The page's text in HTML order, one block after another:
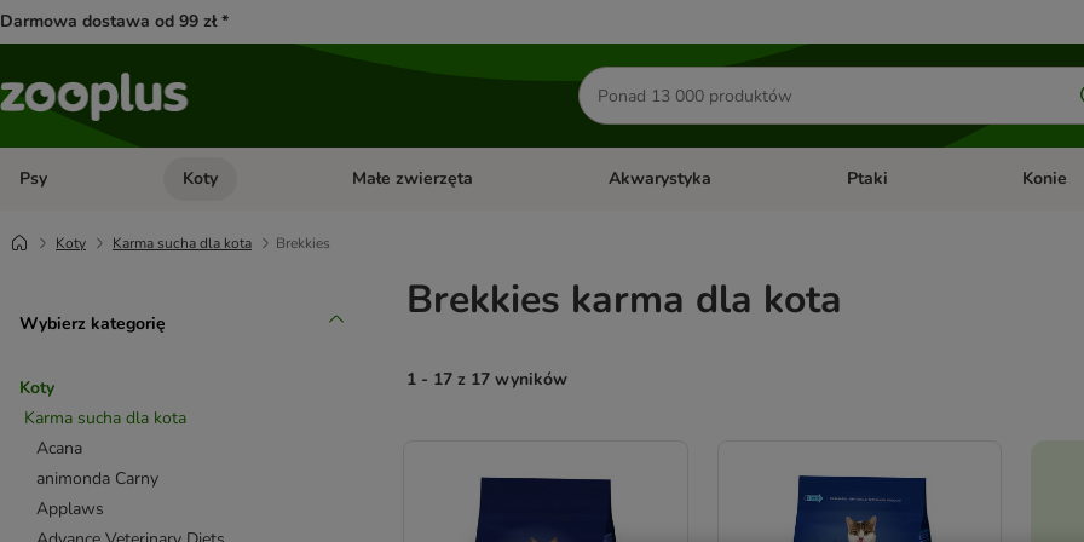
Darmowa dostawa od 99 zł *
Szukaj
produktów
Psy Otwórz menu kategorii: Psy
Koty Otwórz menu kategorii: Koty
Małe zwierzęta Otwórz menu kategorii: Małe zwierzęta
Akwarystyka Otwórz menu kategorii:
Ptaki Otwórz
Konie
Koty Karma sucha dla kota Brekkies
Wybierz kategorię
Koty
Karma sucha dla kota
Acana
animonda Carny
Applaws
Brekkies karma dla kota
1 - 17 z 17 wyników